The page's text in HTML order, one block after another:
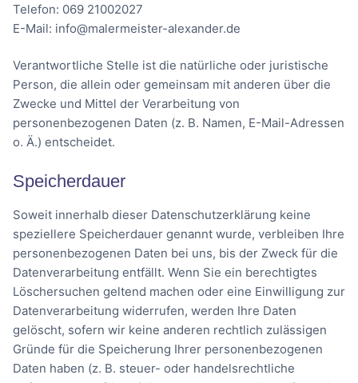
Telefon: 069 21002027
E-Mail: info@malermeister-alexander.de
Verantwortliche Stelle ist die natürliche oder juristische
Person, die allein oder gemeinsam mit anderen über die
Zwecke und Mittel der Verarbeitung von
personenbezogenen Daten (z. B. Namen, E-Mail-Adressen
o. Ä.) entscheidet.
Speicherdauer
Soweit innerhalb dieser Datenschutzerklärung keine
speziellere Speicherdauer genannt wurde, verbleiben Ihre
personenbezogenen Daten bei uns, bis der Zweck für die
Datenverarbeitung entfällt. Wenn Sie ein berechtigtes
Löschersuchen geltend machen oder eine Einwilligung zur
Datenverarbeitung widerrufen, werden Ihre Daten
gelöscht, sofern wir keine anderen rechtlich zulässigen
Gründe für die Speicherung Ihrer personenbezogenen
Daten haben (z. B. steuer- oder handelsrechtliche